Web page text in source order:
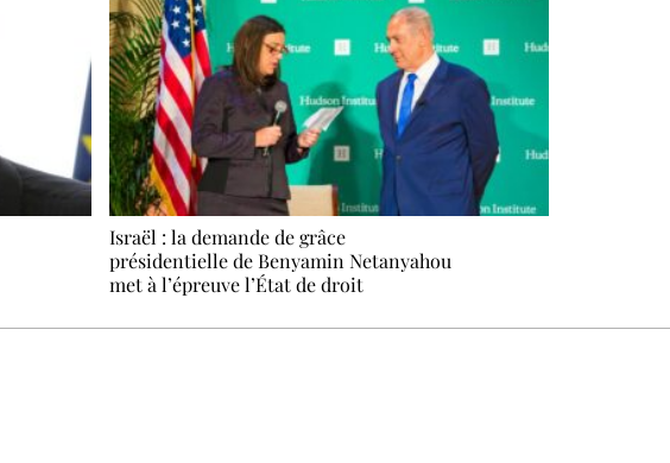
Israël : la demande de grâce
présidentielle de Benyamin Netanyahou
met à l’épreuve l’État de droit